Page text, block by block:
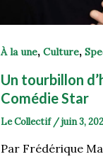
À la une, Culture,
Un tourbillon
Comédie Star
Le Collectif /juin 3,
Par Frédérique